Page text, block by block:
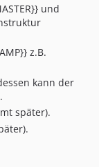
und
z.B.
kann der
später).